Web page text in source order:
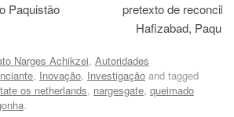
Paquistão
pretexto de
Hafizabad,
Narges Achikzei, Autoridades
, Inovação, Investigação and tagged
os netherlands, nargesgate, queimado
.